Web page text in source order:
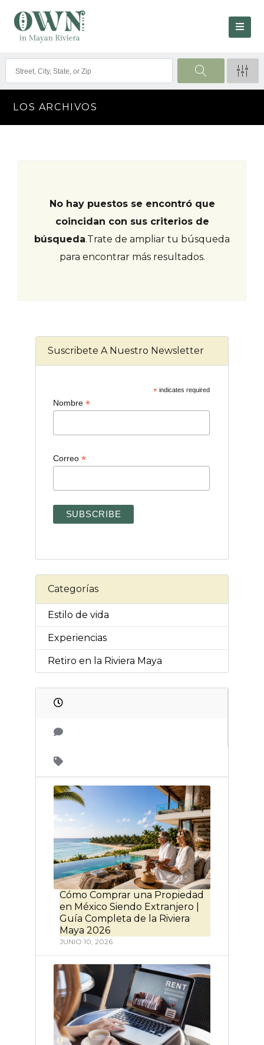
LOS ARCHIVOS
No hay puestos se encontró que
coincidan con sus criterios de
búsqueda.Trate de ampliar tu búsqueda
para encontrar más resultados.
Suscribete A Nuestro Newsletter
*indicates required
Nombre *
Correo *
Categorías
Estilo de vida
Experiencias
Retiro en la Riviera Maya
Cómo Comprar una Propiedad
en México Siendo Extranjero |
Guía Completa de la Riviera
Maya 2026
JUNIO 10, 2026